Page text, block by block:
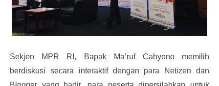
Sekjen MPR RI, Bapak Ma’ruf Cahyono memilih
berdiskusi secara interaktif dengan para Netizen dan